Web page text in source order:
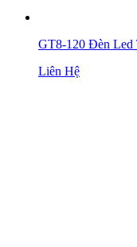
GT8-120 Đèn Led
Liên Hệ